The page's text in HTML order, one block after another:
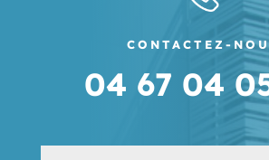
CONTACTEZ-
04 67 04